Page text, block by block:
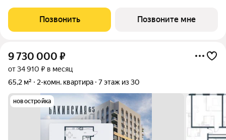
доступности находятся лучшие школы, гимназии и детские
Позвонить Позвоните мне
9 730 000 ₽
от 34 910 ₽ в месяц
65,2 м²
2-комн. квартира 7 этаж из 30
новостройка